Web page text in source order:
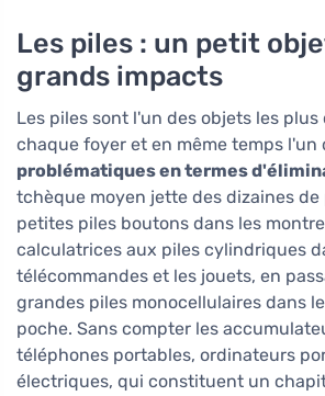
Les piles : un petit
grands impacts
Les piles sont l'un des objets les
chaque foyer et en même temps l'un
problématiques en termes
tchèque moyen jette des dizaines de
petites piles boutons dans les
calculatrices aux piles cylindriques
télécommandes et les jouets, en
grandes piles monocellulaires dans
poche. Sans compter les
téléphones portables, ordinateurs
électriques, qui constituent un